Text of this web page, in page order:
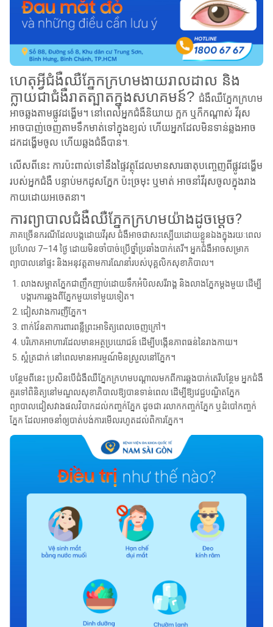
ហេតុអ្វីជំងឺឈឺភ្នែកក្រហមងាយរាលដាល និង
ក្លាយជាជំងឺរាតត្បាតក្នុងសហគមន៍? ជំងឺឈឺភ្នែកក្រហម
អាចឆ្លងតាមផ្លូវដង្ហើម។ នៅពេលអ្នកជំងឺនិយាយ ក្អក ឬក៏កណ្ដាស់ វីរុស
អាចបាញ់ចេញតាមទឹកមាត់ទៅក្នុងខ្យល់ ហើយអ្នកដែលមិនទាន់ឆ្លងអាច
ដកដង្ហើមចូល ហើយឆ្លងជំងឺបាន។
លើសពីនេះ ការប៉ះពាល់ទៅនឹងផ្ទៃវត្ថុដែលមានសារធាតុបញ្ចេញពីផ្លូវដង្ហើម
របស់អ្នកជំងឺ បន្ទាប់មកដូសភ្នែក ប៉ះច្រមុះ ឬមាត់ អាចនាំវីរុសចូលក្នុងរាង
កាយដោយអចេតនា។
ការព្យាបាលជំងឺឈឺភ្នែកក្រហមយ៉ាងដូចម្តេច?
ភាគច្រើនករណីដែលបង្កដោយវីរុស ជំងឺអាចជាសះស្បើយដោយខ្លួនឯងក្នុងរយៈពេល
ប្រហែល 7–14 ថ្ងៃ ដោយមិនចាំបាច់ប្រើថ្នាំប្រឆាំងបាក់តេរី។ អ្នកជំងឺអាចសម្រាក
ព្យាបាលនៅផ្ទះ និងអនុវត្តតាមការណែនាំរបស់បុគ្គលិកសុខាភិបាល។
លាងសម្អាតភ្នែកជាញឹកញាប់ដោយទឹកអំបិលសរីរាង្គ និងលាងភ្នែកម្តងមួយ ដើម្បី
បង្ការការឆ្លងពីភ្នែកមួយទៅមួយទៀត។
ជៀសវាងការញឺភ្នែក។
ពាក់វ៉ែនតាការពារពន្លឺព្រះអាទិត្យពេលចេញក្រៅ។
បរិភោគអាហារដែលមានអត្ថប្រយោជន៍ ដើម្បីបង្កើនភាពធន់នៃរាងកាយ។
ស្អំត្រជាក់ នៅពេលមានអារម្មណ៍មិនស្រួលនៅភ្នែក។
បន្ថែមពីនេះ ប្រសិនបើជំងឺឈឺភ្នែកក្រហមបណ្តាលមកពីការឆ្លងបាក់តេរីបន្ថែម អ្នកជំងឺ
គួរទៅពិនិត្យនៅមណ្ឌលសុខាភិបាលឱ្យបានទាន់ពេល ដើម្បីឱ្យវេជ្ជបណ្ឌិតភ្នែក
ព្យាបាលជៀសវាងផលវិបាកដល់កញ្ចក់ភ្នែក ដូចជា រលាកកញ្ចក់ភ្នែក ឬដំបៅកញ្ចក់
ភ្នែក ដែលអាចនាំឲ្យបាត់បង់ការមើលរហូតដល់ពិការភ្នែក។